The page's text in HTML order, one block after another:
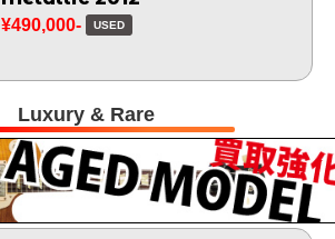
¥490,000- USED
Luxury & Rare